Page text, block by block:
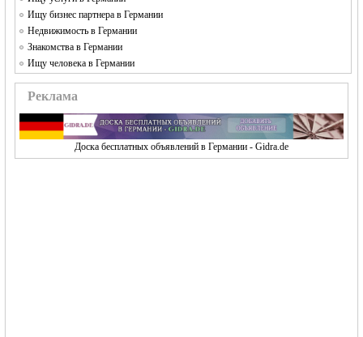
Ищу бизнес партнера в Германии
Недвижимость в Германии
Знакомства в Германии
Ищу человека в Германии
Реклама
Доска бесплатных объявлений в Германии - Gidra.de